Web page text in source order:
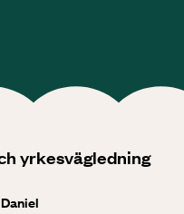
yrkesvägledning